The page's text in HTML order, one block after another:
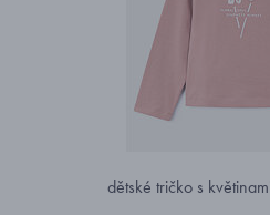
dětské tričko s